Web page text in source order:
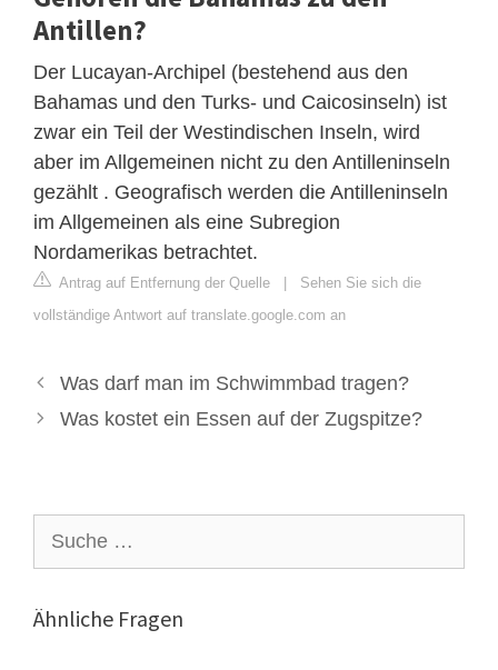
Antillen?
Der Lucayan-Archipel (bestehend aus den
Bahamas und den Turks- und Caicosinseln) ist
zwar ein Teil der Westindischen Inseln, wird
aber im Allgemeinen nicht zu den Antilleninseln
gezählt . Geografisch werden die Antilleninseln
im Allgemeinen als eine Subregion
Nordamerikas betrachtet.
Antrag auf Entfernung der Quelle | Sehen Sie sich die
vollständige Antwort auf translate.google.com an
Was darf man im Schwimmbad tragen?
Was kostet ein Essen auf der Zugspitze?
nach:
Ähnliche Fragen